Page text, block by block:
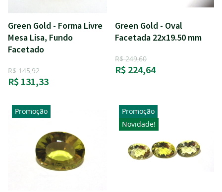
Green Gold - Forma Livre
Mesa Lisa, Fundo
Facetado
R$ 145,92
R$ 131,33
Green Gold - Oval
Facetada 22x19.50 mm
R$ 249,60
R$ 224,64
Promoção
Promoção
Novidade!